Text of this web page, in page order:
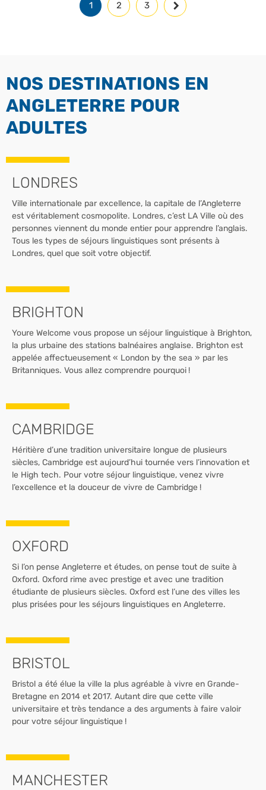
1 2 3
NOS DESTINATIONS EN
ANGLETERRE POUR
ADULTES
LONDRES
Ville internationale par excellence, la capitale de l’Angleterre
est véritablement cosmopolite. Londres, c’est LA Ville où des
personnes viennent du monde entier pour apprendre l’anglais.
Tous les types de séjours linguistiques sont présents à
Londres, quel que soit votre objectif.
BRIGHTON
Youre Welcome vous propose un séjour linguistique à Brighton,
la plus urbaine des stations balnéaires anglaise. Brighton est
appelée affectueusement « London by the sea » par les
Britanniques. Vous allez comprendre pourquoi !
CAMBRIDGE
Héritière d’une tradition universitaire longue de plusieurs
siècles, Cambridge est aujourd’hui tournée vers l’innovation et
le High tech. Pour votre séjour linguistique, venez vivre
l’excellence et la douceur de vivre de Cambridge !
OXFORD
Si l’on pense Angleterre et études, on pense tout de suite à
Oxford. Oxford rime avec prestige et avec une tradition
étudiante de plusieurs siècles. Oxford est l’une des villes les
plus prisées pour les séjours linguistiques en Angleterre.
BRISTOL
Bristol a été élue la ville la plus agréable à vivre en Grande-
Bretagne en 2014 et 2017. Autant dire que cette ville
universitaire et très tendance a des arguments à faire valoir
pour votre séjour linguistique !
MANCHESTER